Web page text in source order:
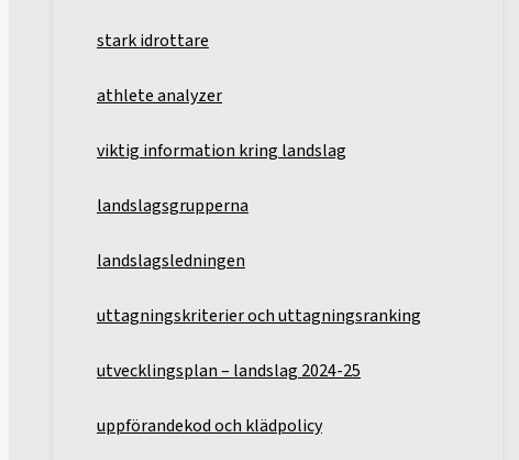
stark idrottare
athlete analyzer
viktig information kring landslag
landslagsgrupperna
landslagsledningen
uttagningskriterier och uttagningsranking
utvecklingsplan – landslag 2024-25
uppförandekod och klädpolicy